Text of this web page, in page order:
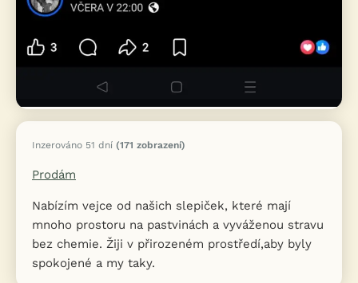
Inzerováno 51 dní (171 zobrazení)
Prodám
Nabízím vejce od našich slepiček, které mají
mnoho prostoru na pastvinách a vyváženou stravu
bez chemie. Žiji v přirozeném prostředí,aby byly
spokojené a my taky.